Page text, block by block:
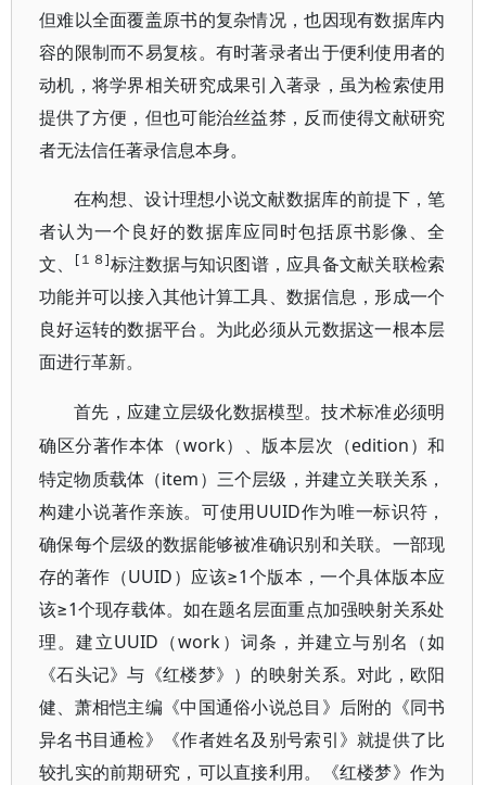
但难以全面覆盖原书的复杂情况，也因现有数据库内
容的限制而不易复核。有时著录者出于便利使用者的
动机，将学界相关研究成果引入著录，虽为检索使用
提供了方便，但也可能治丝益棼，反而使得文献研究
者无法信任著录信息本身。
在构想、设计理想小说文献数据库的前提下，笔
者认为一个良好的数据库应同时包括原书影像、全
文、 [１８]标注数据与知识图谱，应具备文献关联检索
功能并可以接入其他计算工具、数据信息，形成一个
良好运转的数据平台。为此必须从元数据这一根本层
面进行革新。
首先，应建立层级化数据模型。技术标准必须明
确区分著作本体（work）、版本层次（edition）和
特定物质载体（item）三个层级，并建立关联关系，
构建小说著作亲族。可使用UUID作为唯一标识符，
确保每个层级的数据能够被准确识别和关联。一部现
存的著作（UUID）应该≥1个版本，一个具体版本应
该≥1个现存载体。如在题名层面重点加强映射关系处
理。建立UUID（work）词条，并建立与别名（如
《石头记》与《红楼梦》）的映射关系。对此，欧阳
健、萧相恺主编《中国通俗小说总目》后附的《同书
异名书目通检》《作者姓名及别号索引》就提供了比
较扎实的前期研究，可以直接利用。《红楼梦》作为